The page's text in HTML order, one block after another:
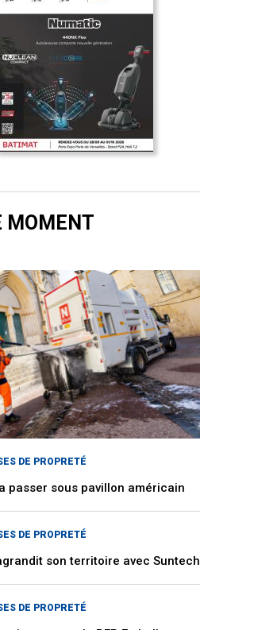
MOMENT
DE PROPRETÉ
passer sous pavillon américain
DE PROPRETÉ
son territoire avec Suntech
DE PROPRETÉ